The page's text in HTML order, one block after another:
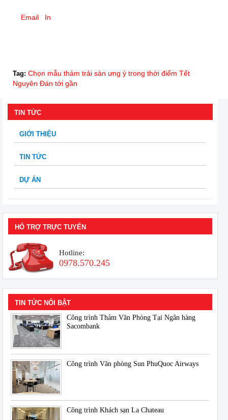
Email In
Tag: Chọn mẫu thảm trải sàn ưng ý trong thời điểm Tết
Nguyên Đán tới gần
TIN TỨC
GIỚI THIỆU
TIN TỨC
DỰ ÁN
HỔ TRỢ TRỰC TUYẾN
Hotline:
0978.570.245
TIN TỨC NỔI BẬT
Công trình Thảm Văn Phòng Tại Ngân hàng
Sacombank
Công trình Văn phòng Sun PhuQuoc Airways
Công trình Khách sạn La Chateau